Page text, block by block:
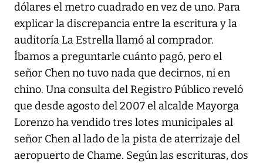
dólares el metro cuadrado en vez de uno. Para
explicar la discrepancia entre la escritura y la
auditoría La Estrella llamó al comprador.
Íbamos a preguntarle cuánto pagó, pero el
señor Chen no tuvo nada que decirnos, ni en
chino. Una consulta del Registro Público reveló
que desde agosto del 2007 el alcalde Mayorga
Lorenzo ha vendido tres lotes municipales al
señor Chen al lado de la pista de aterrizaje del
aeropuerto de Chame. Según las escrituras, dos